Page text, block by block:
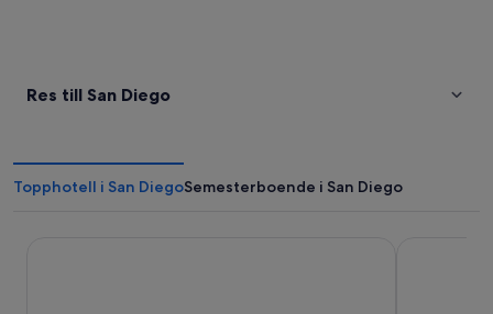
Res till San Diego
Topphotell i San DiegoSemesterboende i San Diego